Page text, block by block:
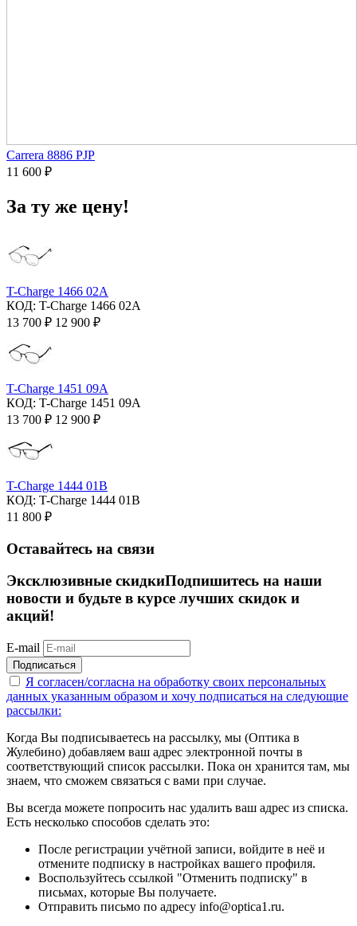
Carrera 8886 PJP
11 600 ₽
За ту же цену!
T-Charge 1466 02A
КОД: T-Charge 1466 02A
13 700 ₽ 12 900 ₽
T-Charge 1451 09A
КОД: T-Charge 1451 09A
13 700 ₽ 12 900 ₽
T-Charge 1444 01B
КОД: T-Charge 1444 01B
11 800 ₽
Оставайтесь на связи
Эксклюзивные скидкиПодпишитесь на наши
новости и будьте в курсе лучших скидок и
акций!
E-mail
Подписаться
Я согласен/согласна на обработку своих персональных
данных указанным образом и хочу подписаться на следующие
рассылки:
Когда Вы подписываетесь на рассылку, мы (Оптика в
Жулебино) добавляем ваш адрес электронной почты в
соответствующий список рассылки. Пока он хранится там, мы
знаем, что сможем связаться с вами при случае.
Вы всегда можете попросить нас удалить ваш адрес из списка.
Есть несколько способов сделать это:
После регистрации учётной записи, войдите в неё и
отмените подписку в настройках вашего профиля.
Воспользуйтесь ссылкой "Отменить подписку" в
письмах, которые Вы получаете.
Отправить письмо по адресу info@optica1.ru.